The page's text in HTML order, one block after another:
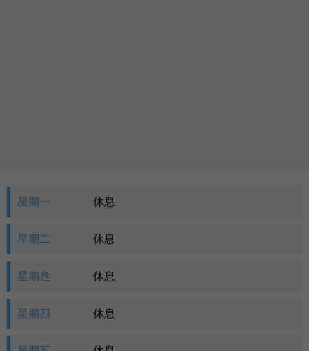
星期一 休息
星期二 休息
星期叁 休息
星期四 休息